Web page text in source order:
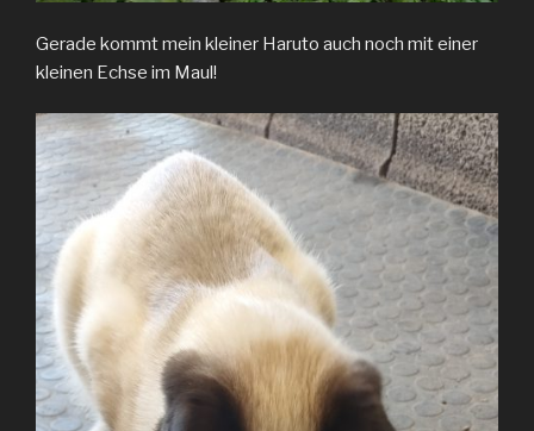
Gerade kommt mein kleiner Haruto auch noch mit einer
kleinen Echse im Maul!